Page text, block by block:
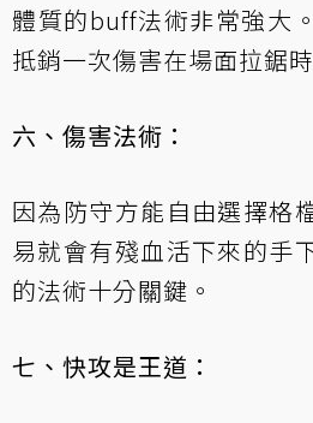
體質的buff法術非常強大
抵銷一次傷害在場面拉鋸
六、傷害法術：
因為防守方能自由選擇格
易就會有殘血活下來的手
的法術十分關鍵。
七、快攻是王道：